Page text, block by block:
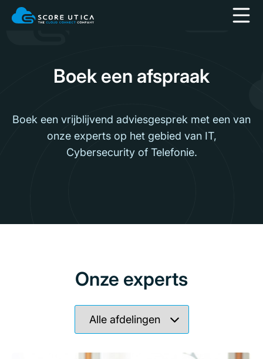
Boek een afspraak
Boek een vrijblijvend adviesgesprek met een van
onze experts op het gebied van IT,
Cybersecurity of Telefonie.
Onze experts